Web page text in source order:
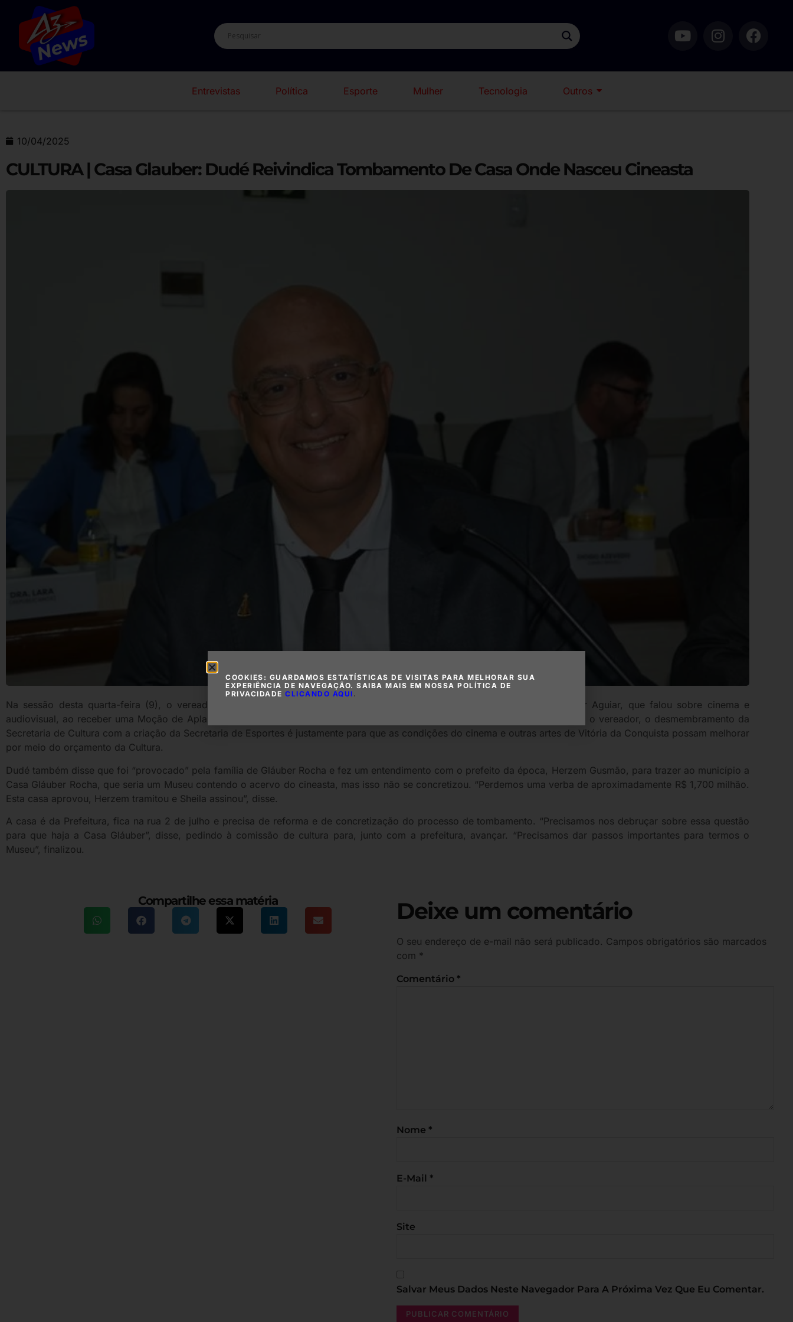
Entrevistas Política Esporte Mulher Tecnologia Outros
10/04/2025
CULTURA | Casa Glauber: Dudé Reivindica Tombamento De Casa Onde Nasceu Cineasta
Na sessão desta quarta-feira (9), o vereador Luis Carlos Dudé (União Brasil) comentou o discurso do professor Dr. Itamar Aguiar, que falou sobre cinema e
audiovisual, ao receber uma Moção de Aplauso da Casa Legislativa.
“É algo que precisamos avançar”, opinou. De acordo com o vereador, o desmembramento da
Secretaria de Cultura com a criação da Secretaria de Esportes é justamente para que as condições do cinema e outras artes de Vitória da Conquista possam melhorar
por meio do orçamento da Cultura.
Dudé também disse que foi “provocado” pela família de Gláuber Rocha e fez um entendimento com o prefeito da época, Herzem Gusmão, para trazer ao município a
Casa Gláuber Rocha, que seria um Museu contendo o acervo do cineasta, mas isso não se concretizou. “Perdemos uma verba de aproximadamente R$ 1,700 milhão.
Esta casa aprovou, Herzem tramitou e Sheila assinou”, disse.
A casa é da Prefeitura, fica na rua 2 de julho e precisa de reforma e de concretização do processo de tombamento. “Precisamos nos debruçar sobre essa questão
para que haja a Casa Gláuber”, disse, pedindo à comissão de cultura para, junto com a prefeitura, avançar. “Precisamos dar passos importantes para termos o
Museu”, finalizou.
Compartilhe essa matéria Deixe um comentário
O seu endereço de e-mail não será publicado. Campos obrigatórios são marcados
com *
Comentário *
Nome *
E-Mail *
Site
Salvar Meus Dados Neste Navegador Para A Próxima Vez Que Eu Comentar.
COOKIES: GUARDAMOS ESTATÍSTICAS DE VISITAS PARA MELHORAR SUA
EXPERIÊNCIA DE NAVEGAÇÃO. SAIBA MAIS EM NOSSA POLÍTICA DE
PRIVACIDADE CLICANDO AQUI .